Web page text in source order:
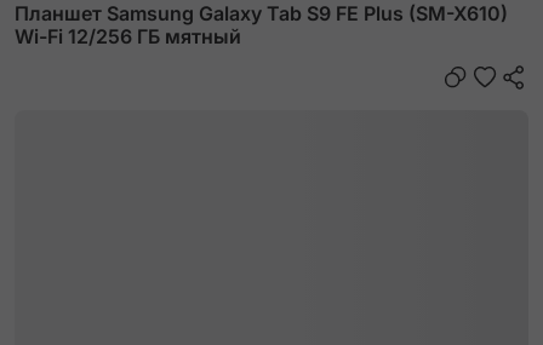
Планшет Samsung Galaxy Tab S9 FE Plus (SM-X610)
Wi-Fi 12/256 ГБ мятный